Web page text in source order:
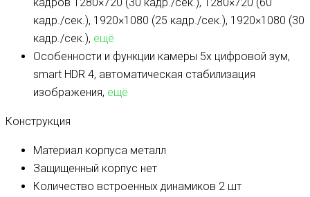
кадр./сек.), 1920×1080 (25 кадр./сек.), 1920×1080 (30
кадр./сек.), ещё
Особенности и функции камеры 5х цифровой зум,
smart HDR 4, автоматическая стабилизация
изображения, ещё
Конструкция
Материал корпуса металл
Защищенный корпус нет
Количество встроенных динамиков 2 шт